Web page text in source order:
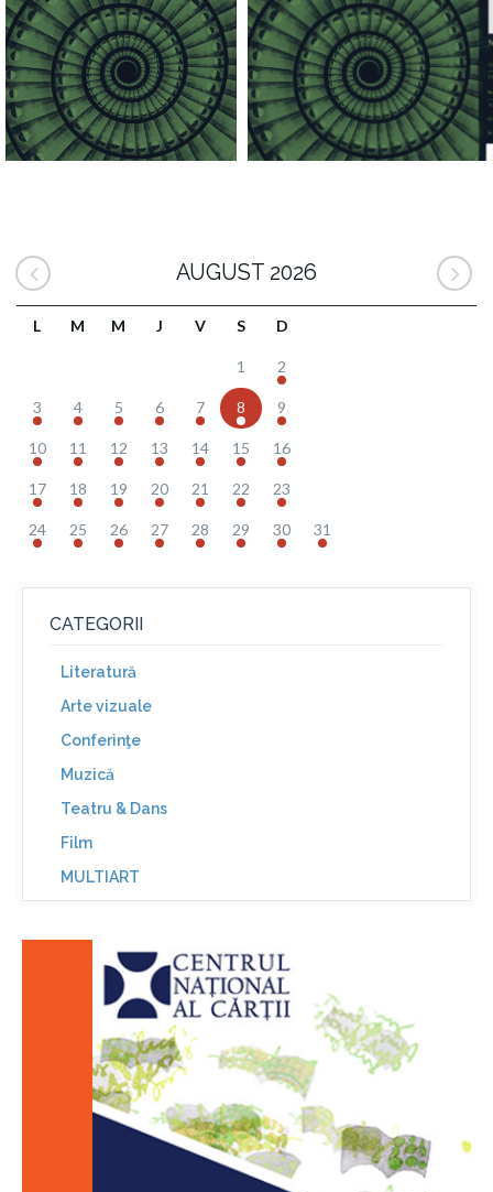
AUGUST 2026
L M M J V S D
1 2
3 4 5 6 7 8 9
10 11 12 13 14 15 16
17 18 19 20 21 22 23
24 25 26 27 28 29 30 31
CATEGORII
Literatură
Arte vizuale
Conferinţe
Muzică
Teatru & Dans
Film
MULTIART